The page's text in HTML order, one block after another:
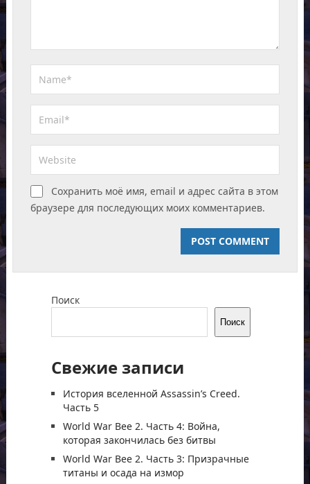
Сохранить моё имя, email и адрес сайта в этом
браузере для последующих моих комментариев.
Поиск
Поиск
Свежие записи
История вселенной Assassin’s Creed.
Часть 5
World War Bee 2. Часть 4: Война,
которая закончилась без битвы
World War Bee 2. Часть 3: Призрачные
титаны и осада на измор